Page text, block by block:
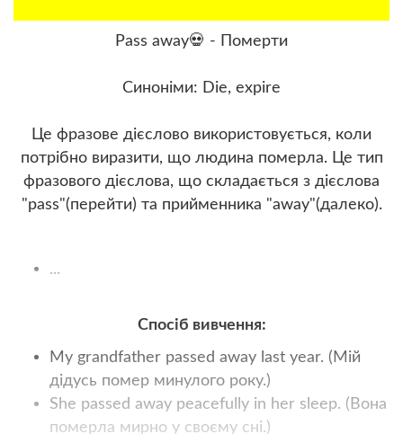
Pass away💀 - Померти
Синоніми: Die, expire
Це фразове дієслово використовується, коли
потрібно виразити, що людина померла. Це тип
фразового дієслова, що складається з дієслова
"pass"(перейти) та прийменника "away"(далеко).
...
Спосіб вивчення:
My grandfather passed away last year. (Мій
дідусь помер минулого року.)
She passed away peacefully in her sleep. (Вона
померла мирно у своєму сні.)